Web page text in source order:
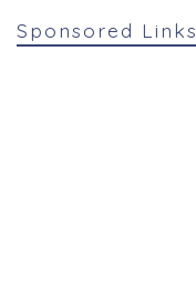
Sponsored Links